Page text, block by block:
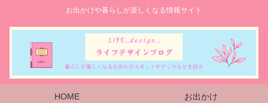
お出かけや暮らしが楽しくなる情報サイト
HOME お出かけ